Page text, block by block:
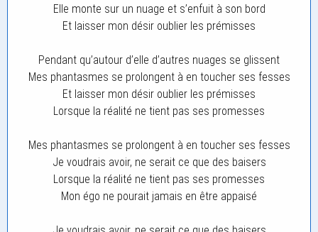
Elle monte sur un nuage et s’enfuit à son bord
Et laisser mon désir oublier les prémisses
Pendant qu’autour d’elle d’autres nuages se glissent
Mes phantasmes se prolongent à en toucher ses fesses
Et laisser mon désir oublier les prémisses
Lorsque la réalité ne tient pas ses promesses
Mes phantasmes se prolongent à en toucher ses fesses
Je voudrais avoir, ne serait ce que des baisers
Lorsque la réalité ne tient pas ses promesses
Mon égo ne pourait jamais en être appaisé